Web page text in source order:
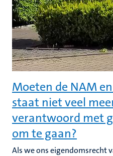
Moeten de NAM
staat niet veel
verantwoord met
om te gaan?
Als we ons eigendomsrecht